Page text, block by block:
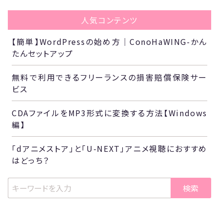
人気コンテンツ
【簡単】WordPressの始め方｜ConoHaWING-かん
たんセットアップ
無料で利用できるフリーランスの損害賠償保険サー
ビス
CDAファイルをMP3形式に変換する方法【Windows
編】
「dアニメストア」と「U-NEXT」アニメ視聴におすすめ
はどっち？
検索